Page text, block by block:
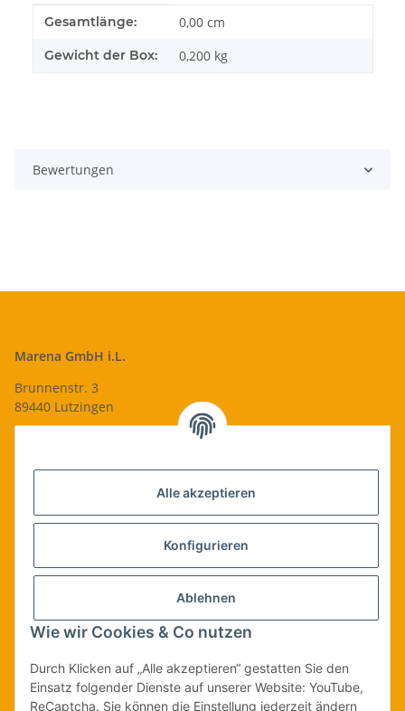
Alle akzeptieren
Konfigurieren
Ablehnen
Wie wir Cookies & Co nutzen
Durch Klicken auf „Alle akzeptieren“ gestatten Sie den
Einsatz folgender Dienste auf unserer Website: YouTube,
ReCaptcha. Sie können die Einstellung jederzeit ändern
Produkteigenschaft
Wert
Gesamtlänge: 0,00 cm
Gewicht der Box: 0,200 kg
Bewertungen
Marena GmbH i.L.
Brunnenstr. 3
89440 Lutzingen